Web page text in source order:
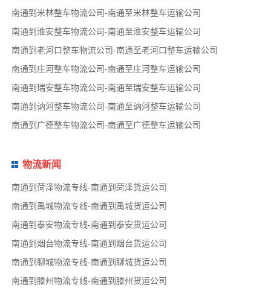
南通到米林整车物流公司-南通至米林整车运输公司
南通到淮安整车物流公司-南通至淮安整车运输公司
南通到老河口整车物流公司-南通至老河口整车运输公司
南通到庄河整车物流公司-南通至庄河整车运输公司
南通到瑞安整车物流公司-南通至瑞安整车运输公司
南通到讷河整车物流公司-南通至讷河整车运输公司
南通到广德整车物流公司-南通至广德整车运输公司
物流新闻
南通到菏泽物流专线-南通到菏泽货运公司
南通到禹城物流专线-南通到禹城货运公司
南通到泰安物流专线-南通到泰安货运公司
南通到烟台物流专线-南通到烟台货运公司
南通到聊城物流专线-南通到聊城货运公司
南通到滕州物流专线-南通到滕州货运公司